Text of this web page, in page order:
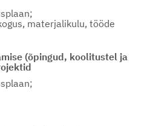
materjalikulu, tööde
(õpingud, koolitustel ja